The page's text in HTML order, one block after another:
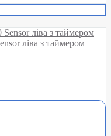
ліва з таймером